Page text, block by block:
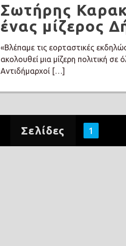
Σωτήρης
ένας μίζερος
«Βλέπαμε τις εορταστικές
ακολουθεί μια μίζερη πολιτική σε
Αντιδήμαρχοί […]
Σελίδες 1